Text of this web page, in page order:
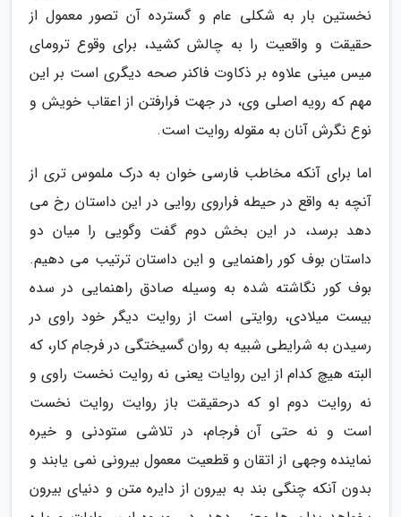
نخستین بار به شکلی عام و گسترده آن تصور معمول از
حقیقت و واقعیت را به چالش کشید، برای وقوع ترومای
میس مینی علاوه بر ذکاوت فاکنر صحه دیگری است بر این
مهم که رویه اصلی وی، در جهت فرارفتن از اعقاب خویش و
نوع نگرش آنان به مقوله روایت است.
اما برای آنکه مخاطب فارسی خوان به درک ملموس تری از
آنچه به واقع در حیطه فراروی روایی در این داستان رخ می
دهد برسد، در این بخش دوم گفت وگویی را میان دو
داستان بوف کور راهنمایی و این داستان ترتیب می دهیم.
بوف کور نگاشته شده به وسیله صادق راهنمایی در سده
بیست میلادی، روایتی است از روایت دیگر خود راوی در
رسیدن به شرایطی شبیه به روان گسیختگی در فرجام کار، که
البته هیچ کدام از این روایات یعنی نه روایت نخست راوی و
نه روایت دوم او که درحقیقت باز روایت روایت نخست
است و نه حتی آن فرجام، در تلاشی ستودنی و خیره
نماینده وجهی از اتقان و قطعیت معمول بیرونی نمی یابند و
بدون آنکه چنگی بند به بیرون از دایره متن و دنیای بیرون